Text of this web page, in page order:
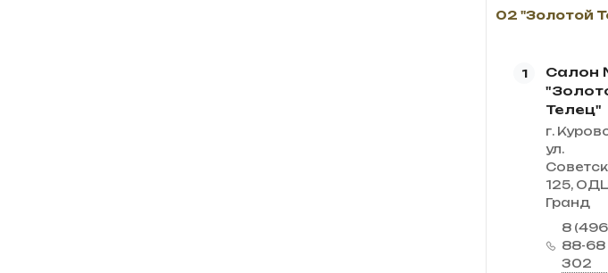
02 "Золотой
1
Салон
Телец"
г.
ул.
125,
Гранд
8
88-68
302